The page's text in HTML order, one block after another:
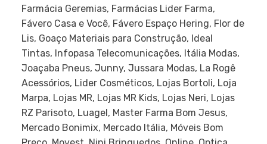
Farmácia Geremias, Farmácias Lider Farma,
Fávero Casa e Você, Fávero Espaço Hering, Flor de
Lis, Goaço Materiais para Construção, Ideal
Tintas, Infopasa Telecomunicações, Itália Modas,
Joaçaba Pneus, Junny, Jussara Modas, La Rogê
Acessórios, Lider Cosméticos, Lojas Bortoli, Loja
Marpa, Lojas MR, Lojas MR Kids, Lojas Neri, Lojas
RZ Parisoto, Luagel, Master Farma Bom Jesus,
Mercado Bonimix, Mercado Itália, Móveis Bom